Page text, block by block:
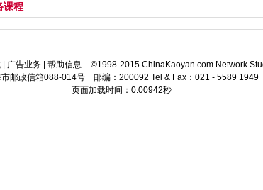
课程
广告业务 帮助信息
©1998-2015 ChinaKaoyan.com Network
市邮政信箱088-014号 邮编：200092 Tel & Fax：021 - 5589
页面加载时间：0.00942秒